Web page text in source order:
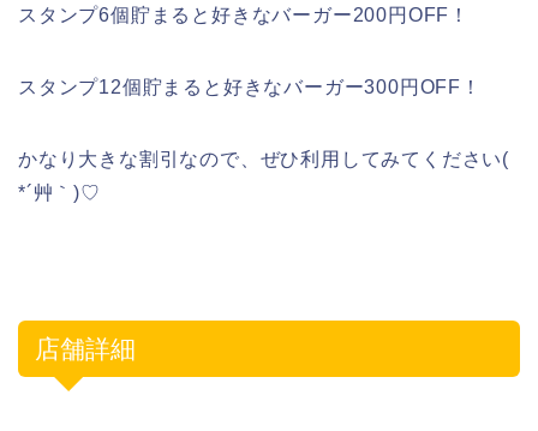
スタンプ6個貯まると好きなバーガー200円OFF！
スタンプ12個貯まると好きなバーガー300円OFF！
かなり大きな割引なので、ぜひ利用してみてください(
*´艸｀)♡
店舗詳細